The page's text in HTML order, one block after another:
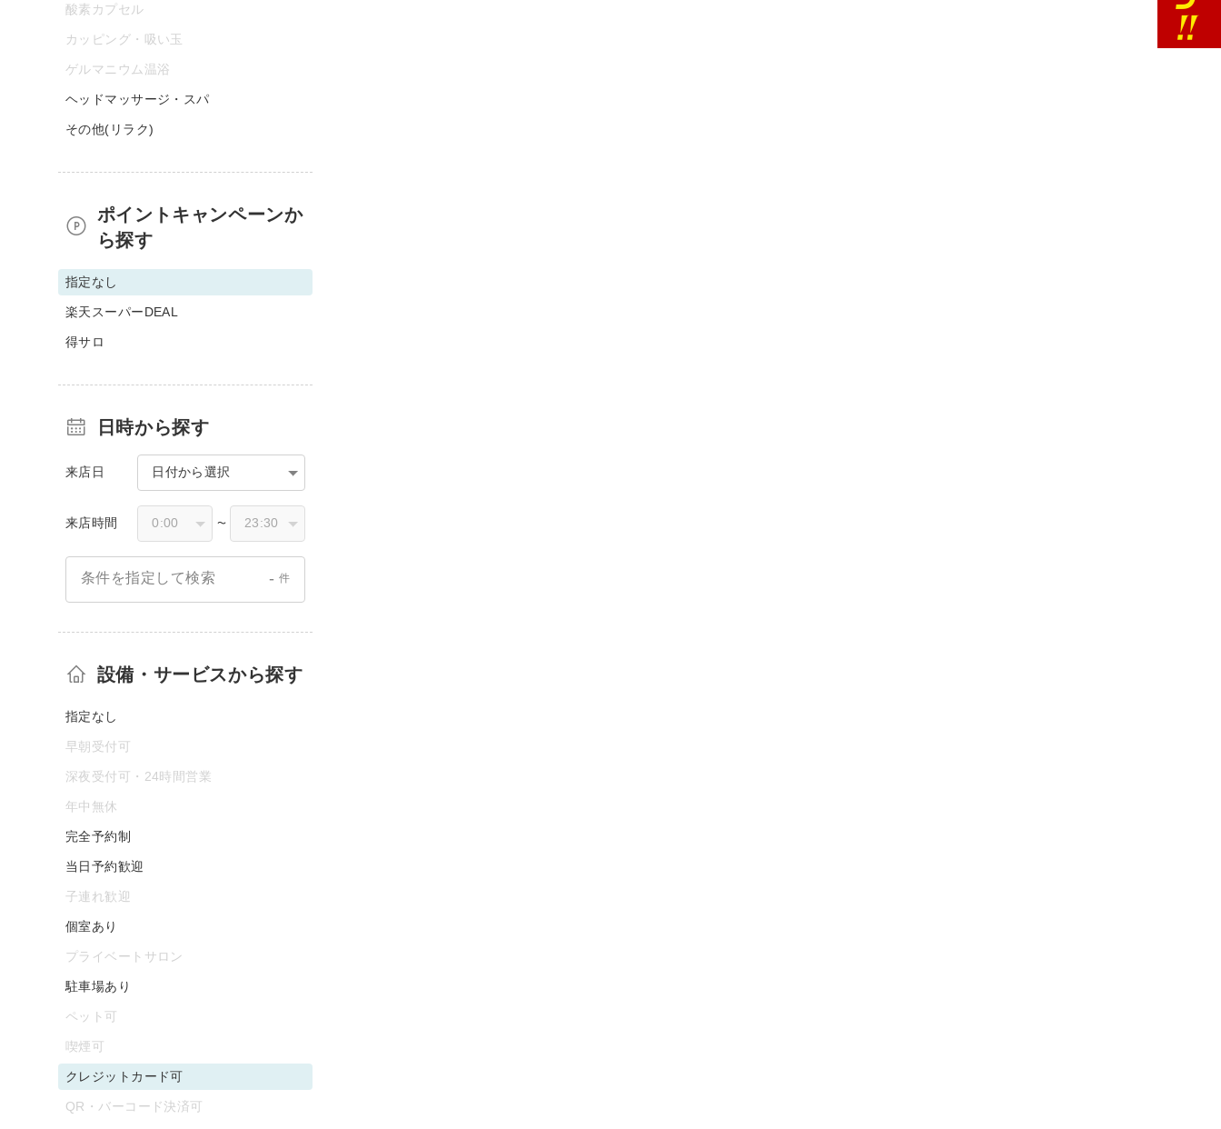
酸素カプセル
カッピング・吸い玉
ゲルマニウム温浴
ヘッドマッサージ・スパ
その他(リラク)
ポイントキャンペーンか
ら探す
指定なし
楽天スーパーDEAL
得サロ
日時から探す
来店日 日付から選択
来店時間 〜
条件を指定して検索 - 件
設備・サービスから探す
指定なし
早朝受付可
深夜受付可・24時間営業
年中無休
完全予約制
当日予約歓迎
子連れ歓迎
個室あり
プライベートサロン
駐車場あり
ペット可
喫煙可
クレジットカード可
QR・バーコード決済可